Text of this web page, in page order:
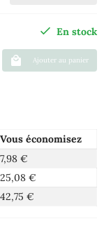
En stock
Ajouter au panier
Vous économisez
7,98 €
25,08 €
42,75 €